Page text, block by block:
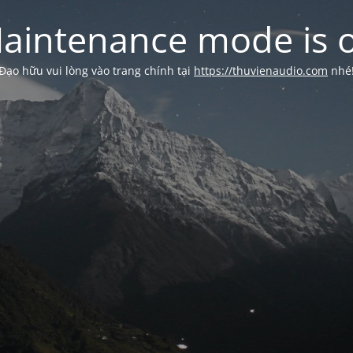
mode is
hữu vui lòng vào trang chính tại https://thuvienaudio.com